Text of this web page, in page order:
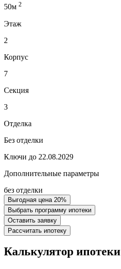
50м 2
Этаж
2
Корпус
7
Секция
3
Отделка
Без отделки
Ключи до 22.08.2029
Дополнительные параметры
без отделки
Выгодная цена 20%
Выбрать программу ипотеки
Оставить заявку
Рассчитать ипотеку
Калькулятор ипотеки